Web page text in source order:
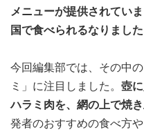
メニューが提供されてい
国で食べられるなりました
今回編集部では、その中
ミ」に注目しました。 壺
ハラミ肉を、網の上で焼
発者のおすすめの食べ方